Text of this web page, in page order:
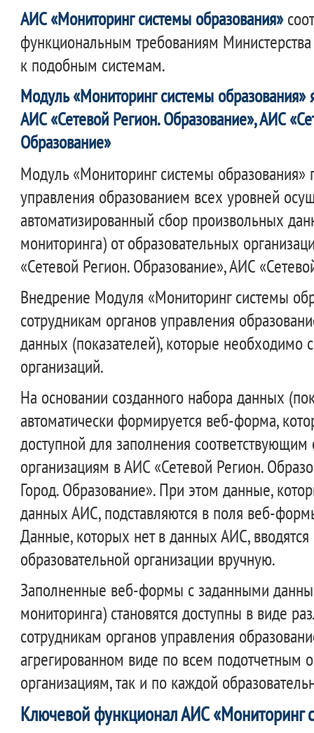
АИС «Мониторинг системы образования»
функциональным требованиям
к подобным системам.
Модуль «Мониторинг системы образования»
АИС «Сетевой Регион. Образование», АИС
Образование»
Модуль «Мониторинг системы образования»
управления образованием всех уровней
автоматизированный сбор произвольных
мониторинга) от образовательных
«Сетевой Регион. Образование», АИС
Внедрение Модуля «Мониторинг системы
сотрудникам органов управления
данных (показателей), которые необходимо
организаций.
На основании созданного набора данных
автоматически формируется веб-форма,
доступной для заполнения
организациям в АИС «Сетевой Регион.
Город. Образование». При этом данные,
данных АИС, подставляются в поля веб-
Данные, которых нет в данных АИС,
образовательной организации вручную.
Заполненные веб-формы с заданными
мониторинга) становятся доступны в виде
сотрудникам органов управления
агрегированном виде по всем подотчетным
организациям, так и по каждой
Ключевой функционал АИС «Мониторинг